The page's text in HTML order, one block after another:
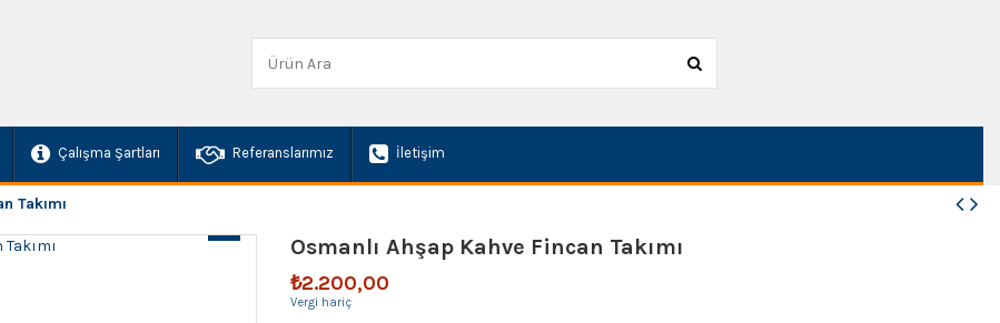
Çalışma Şartları Referanslarımız İletişim
Takımı
Osmanlı Ahşap Kahve Fincan Takımı
₺2.200,00
Vergi hariç